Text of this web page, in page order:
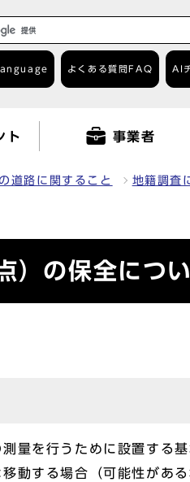
よくある質問 FAQ AI
ト 事業者
道路に関すること 地籍調査
）の保全につ
を行うために設置する基
動する場合（可能性があ